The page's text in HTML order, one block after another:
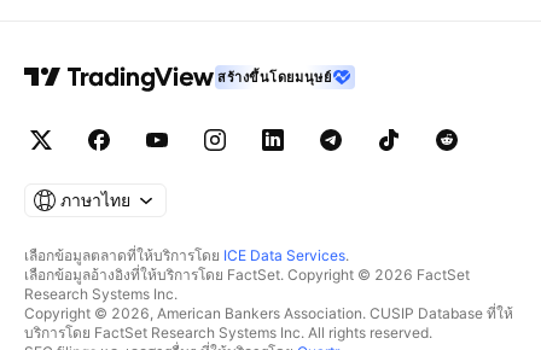
สร้างขึ้นโดยมนุษย์
ภาษาไทย
เลือกข้อมูลตลาดที่ให้บริการโดย ICE Data Services.
เลือกข้อมูลอ้างอิงที่ให้บริการโดย FactSet. Copyright © 2026 FactSet
Research Systems Inc.
Copyright © 2026, American Bankers Association. CUSIP Database ที่ให้
บริการโดย FactSet Research Systems Inc. All rights reserved.